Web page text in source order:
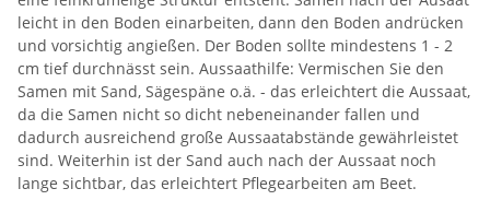
leicht in den Boden einarbeiten, dann den Boden andrücken
und vorsichtig angießen. Der Boden sollte mindestens 1 - 2
cm tief durchnässt sein. Aussaathilfe: Vermischen Sie den
Samen mit Sand, Sägespäne o.ä. - das erleichtert die Aussaat,
da die Samen nicht so dicht nebeneinander fallen und
dadurch ausreichend große Aussaatabstände gewährleistet
sind. Weiterhin ist der Sand auch nach der Aussaat noch
lange sichtbar, das erleichtert Pflegearbeiten am Beet.